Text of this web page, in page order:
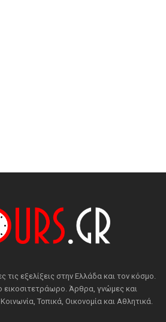
τις εξελίξεις στην Ελλάδα και τον κόσμο.
εικοσιτετράωρο. Άρθρα, γνώμες και
Τοπικά, Οικονομία και Αθλητικά.